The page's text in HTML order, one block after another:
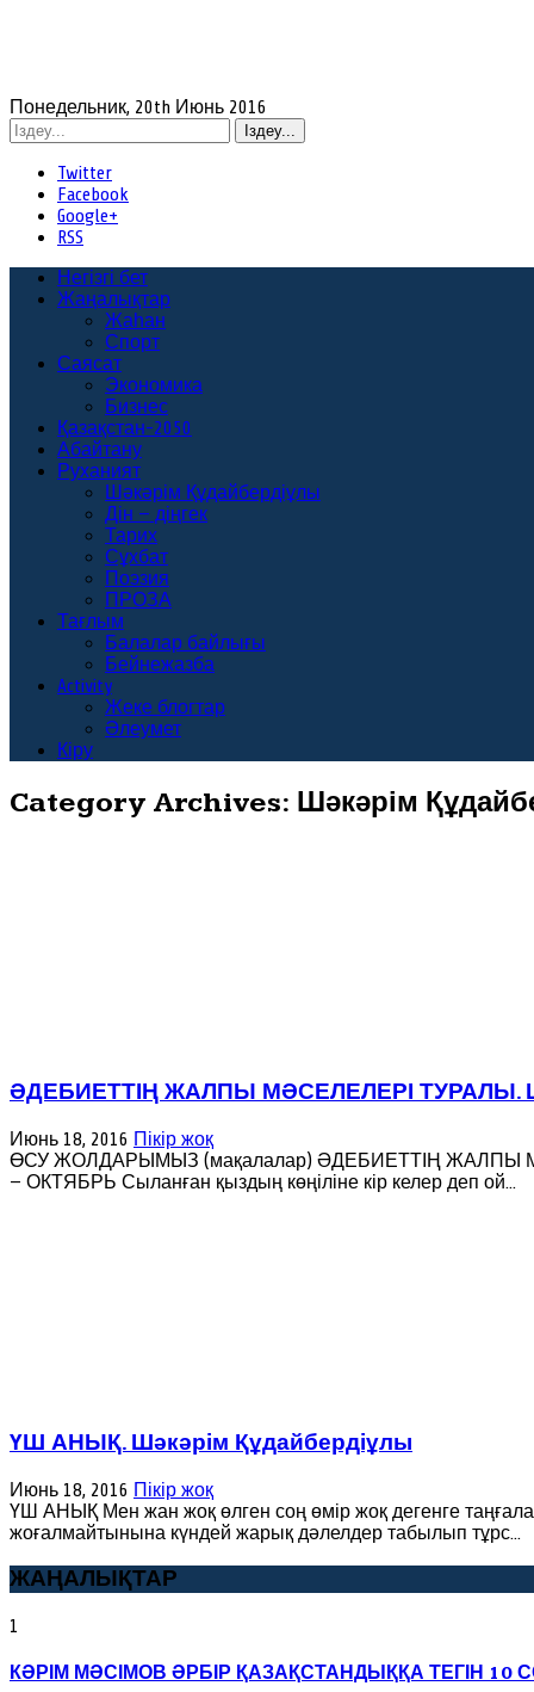
Понедельник, 20th Июнь 2016
Twitter
Facebook
Google+
RSS
Негізгі бет
Жаңалықтар
Жаһан
Спорт
Саясат
Экономика
Бизнес
Қазақстан-2050
Абайтану
Руханият
Шәкәрім Құдайбердіұлы
Дін — діңгек
Тарих
Сұхбат
Поэзия
ПРОЗА
Тағлым
Балалар байлығы
Бейнежазба
Activity
Жеке блогтар
Әлеумет
Кіру
Category Archives: Шәкәрім
ӘДЕБИЕТТІҢ ЖАЛПЫ МӘСЕЛЕЛЕРІ ТУРАЛЫ.
Июнь 18, 2016 Пікір жоқ
ӨСУ ЖОЛДАРЫМЫЗ (мақалалар) ӘДЕБИЕТТІҢ ЖАЛПЫ
— ОКТЯБРЬ Сыланған қыздың көңіліне кір келер деп ой...
ҮШ АНЫҚ. Шәкәрім Құдайбердіұлы
Июнь 18, 2016 Пікір жоқ
ҮШ АНЫҚ Мен жан жоқ өлген соң өмір жоқ дегенге
жоғалмайтынына күндей жарық дәлелдер табылып тұрс...
ЖАҢАЛЫҚТАР
1
КӘРІМ МӘСІМОВ ӘРБІР ҚАЗАҚСТАНДЫҚҚА ТЕГІН 10